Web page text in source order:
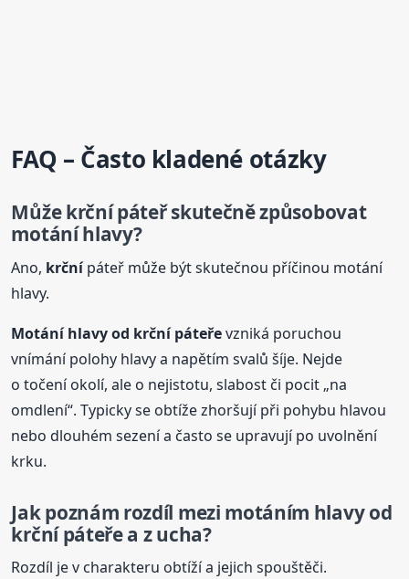
FAQ – Často kladené otázky
Můžekrčnípáteř skutečně způsobovat
motání hlavy?
Ano, krčnípáteř může být skutečnou příčinou motání
hlavy.
Motání hlavy od krční páteřevzniká poruchou
vnímání polohy hlavy a napětím svalů šíje. Nejde
o točení okolí, ale o nejistotu, slabost či pocit „na
omdlení“. Typicky se obtíže zhoršují při pohybu hlavou
nebo dlouhém sezení a často se upravují po uvolnění
krku.
Jak poznám rozdíl mezi motáním hlavy od
krční páteřea z ucha?
Rozdíl je v charakteru obtíží a jejich spouštěči.